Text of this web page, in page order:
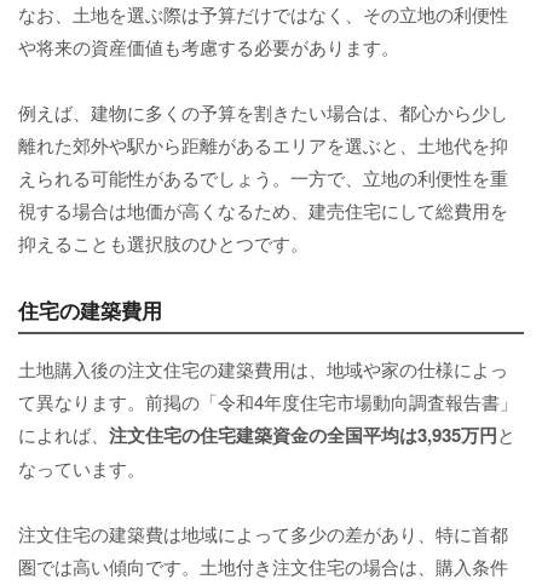
なお、土地を選ぶ際は予算だけではなく、その立地の利便性
や将来の資産価値も考慮する必要があります。
例えば、建物に多くの予算を割きたい場合は、都心から少し
離れた郊外や駅から距離があるエリアを選ぶと、土地代を抑
えられる可能性があるでしょう。一方で、立地の利便性を重
視する場合は地価が高くなるため、建売住宅にして総費用を
抑えることも選択肢のひとつです。
住宅の建築費用
土地購入後の注文住宅の建築費用は、地域や家の仕様によっ
て異なります。前掲の「令和4年度住宅市場動向調査報告書」
によれば、 注文住宅の住宅建築資金の全国平均は3,935万円と
なっています。
注文住宅の建築費は地域によって多少の差があり、特に首都
圏では高い傾向です。土地付き注文住宅の場合は、購入条件